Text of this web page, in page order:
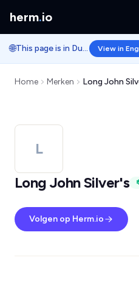
herm.io
🌐 This page is in Dutch. View in
Home Merken Long John
L
Long John Silver's
Volgen op Herm.io